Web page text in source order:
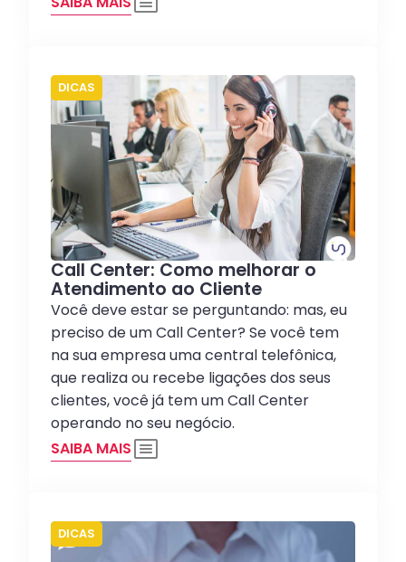
DICAS
Call Center: Como melhorar o
Atendimento ao Cliente
Você deve estar se perguntando: mas, eu
preciso de um Call Center? Se você tem
na sua empresa uma central telefônica,
que realiza ou recebe ligações dos seus
clientes, você já tem um Call Center
operando no seu negócio.
SAIBA MAIS
DICAS